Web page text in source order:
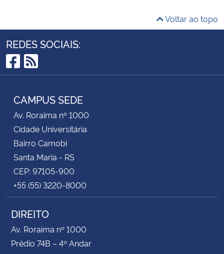
Voltar ao topo
REDES SOCIAIS:
Facebook
RSS
CAMPUS SEDE
Av. Roraima nº 1000
Cidade Universitária
Bairro Camobi
Santa Maria - RS
CEP: 97105-900
+55 (55) 3220-8000
DIREITO
Av. Roraima nº 1000
Prédio 74B – 4º Andar